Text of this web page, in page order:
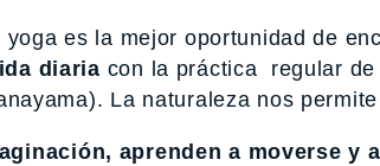
es la mejor oportunidad de
diaria con la práctica regular
La naturaleza nos
aprenden a moverse y